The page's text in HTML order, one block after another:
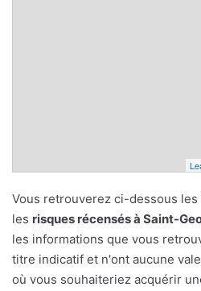
Vous retrouverez ci-dessous
les risques récensés à Saint-
les informations que vous
titre indicatif et n'ont aucune
où vous souhaiteriez acquérir